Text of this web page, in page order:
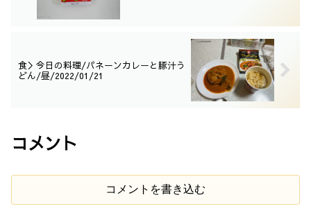
食＞今日の料理/パネーンカレーと豚汁う
どん/昼/2022/01/21
コメント
コメントを書き込む